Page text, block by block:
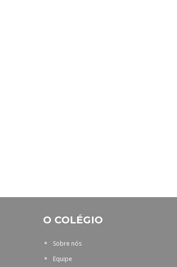
O COLÉGIO
Sobre nós
Equipe